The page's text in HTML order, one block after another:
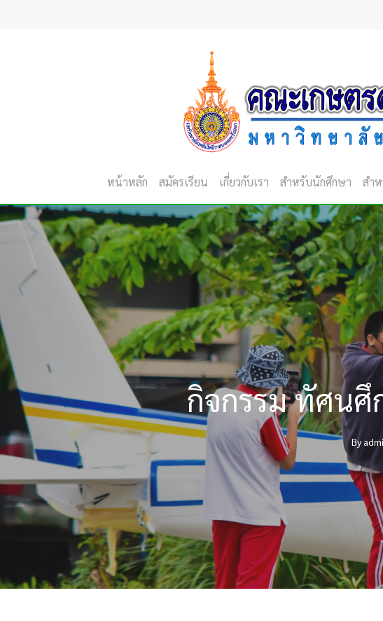
Hit enter to search or ESC to close
หน้าหลัก สมัครเรียน เกี่ยวกับเรา สำหรับนักศึกษา สำ
กิจกรรม ทัศนศึ
By